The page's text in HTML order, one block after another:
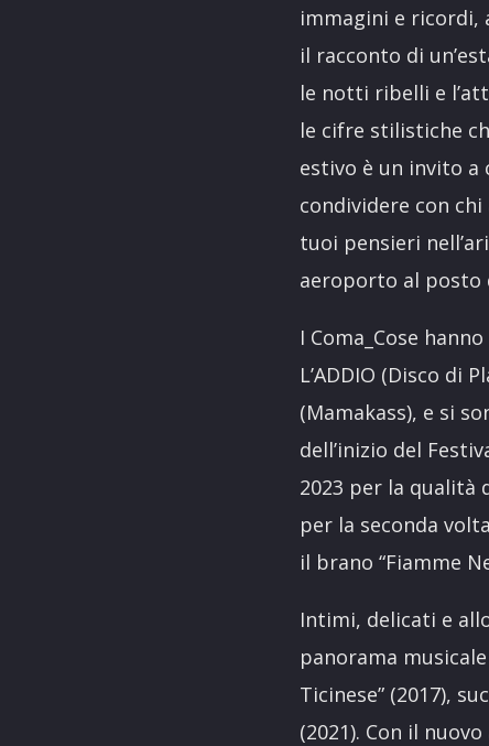
immagini e ricordi,
il racconto di
le notti ribelli e
le cifre stilistiche
estivo è un invito
condividere con
tuoi pensieri
aeroporto al posto
I Coma_Cose
L’ADDIO (Disco di
(Mamakass), e si
dell’inizio del
2023 per la qualità
per la seconda
il brano “Fiamme
Intimi, delicati e
panorama
Ticinese” (2017),
(2021). Con il